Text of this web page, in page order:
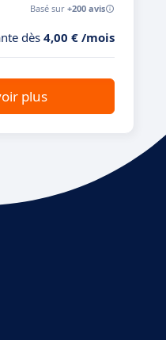
Basé sur +200 avis
dès 4,00 € /mois
plus